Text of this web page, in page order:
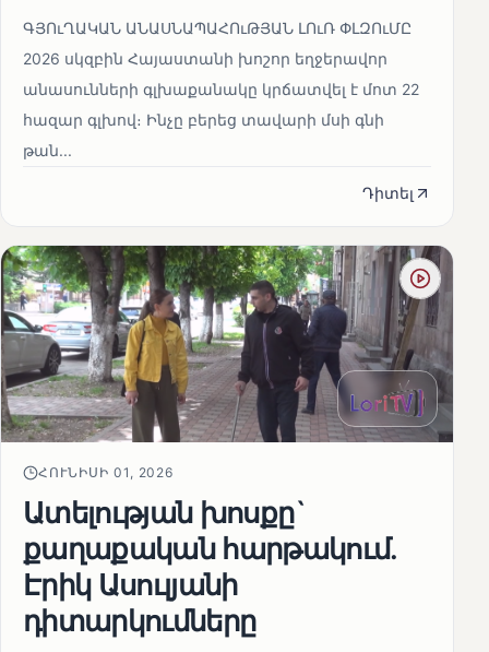
ԳՅՈւՂԱԿԱՆ ԱՆԱՍՆԱՊԱՀՈւԹՅԱՆ ԼՈւՌ ՓԼԶՈւՄԸ
2026 սկզբին Հայաստանի խոշոր եղջերավոր
անասունների գլխաքանակը կրճատվել է մոտ 22
հազար գլխով։ Ինչը բերեց տավարի մսի գնի
թան...
Դիտել
ՀՈՒՆԻՍԻ 01, 2026
Ատելության խոսքը`
քաղաքական հարթակում.
Էրիկ Ասուլյանի
դիտարկումները